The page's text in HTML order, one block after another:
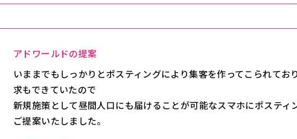
アドワールドの提案
いままでもしっかりとポスティングにより集客を作ってこられてお
求もできていたので
新規施策として昼間人口にも届けることが可能なスマホにポスティ
ご提案いたしました。